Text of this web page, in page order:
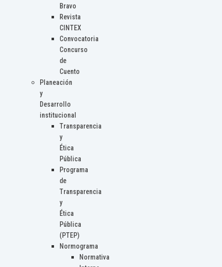
Bravo
Revista
CINTEX
Convocatoria
Concurso
de
Cuento
Planeación
y
Desarrollo
institucional
Transparencia
y
Ética
Pública
Programa
de
Transparencia
y
Ética
Pública
(PTEP)
Normograma
Normativa